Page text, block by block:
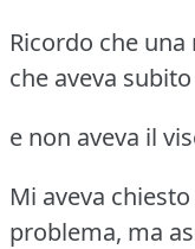
Ricordo che
che aveva
e non aveva il
Mi aveva
problema, ma